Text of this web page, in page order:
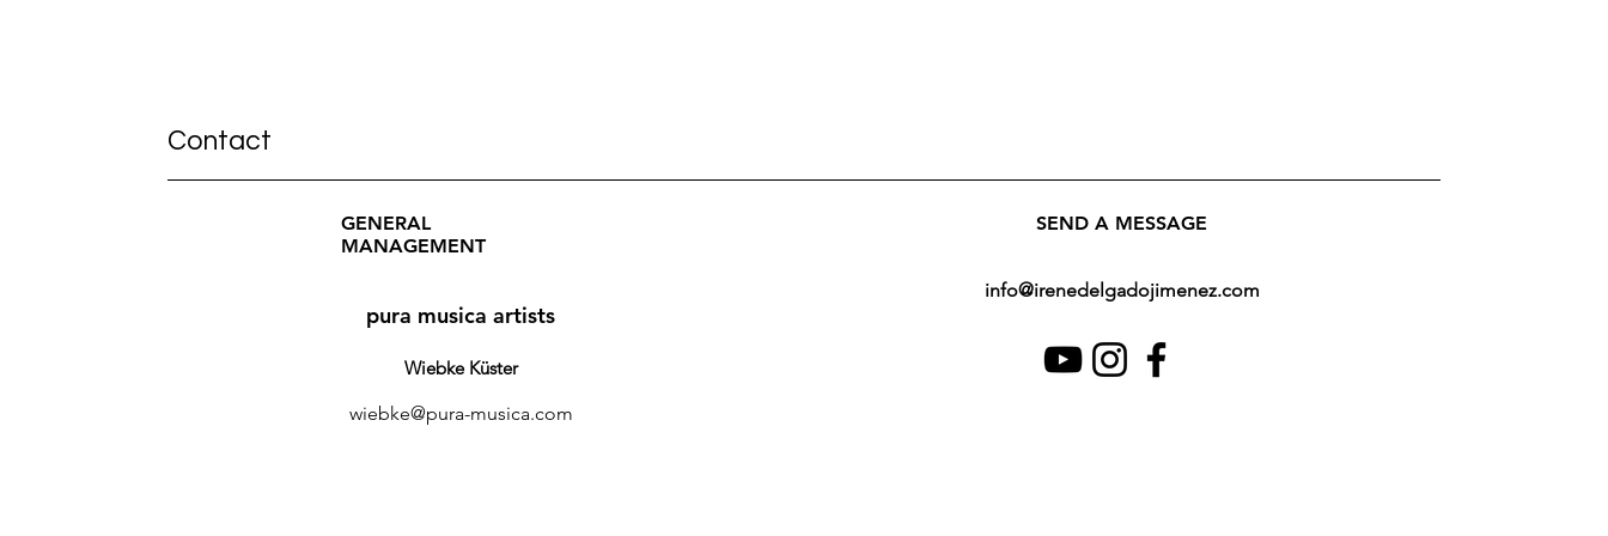
Contact
GENERAL
MANAGEMENT
pura musica artists
Wiebke Küster
wiebke@pura-musica.com
SEND A MESSAGE
info@irenedelgadojimenez.com